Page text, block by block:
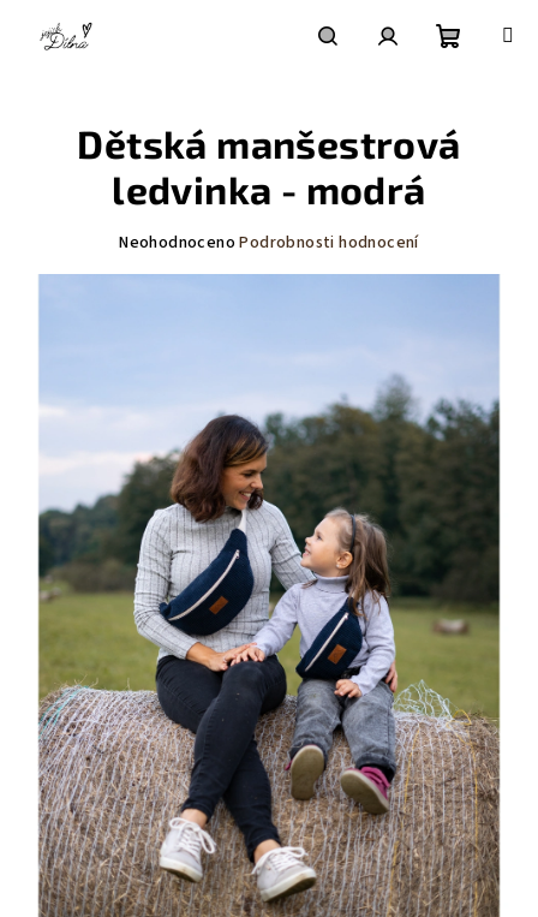
košík
Dětská manšestrová
ledvinka - modrá
hvězdiček.
Neohodnoceno Podrobnosti hodnocení